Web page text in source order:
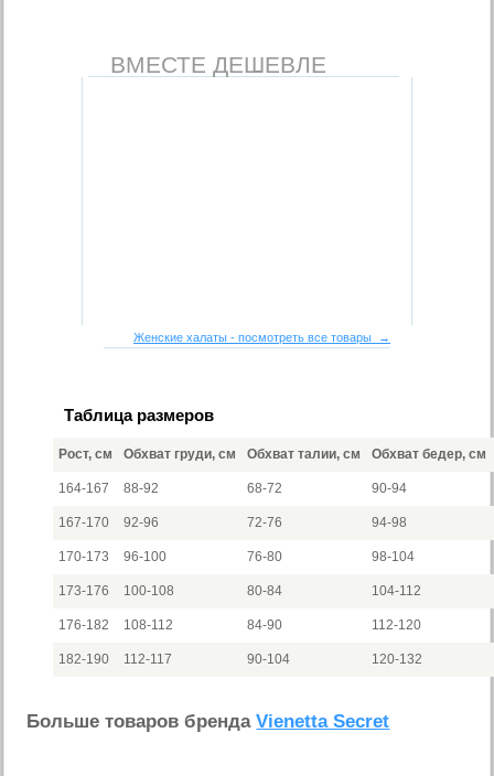
ВМЕСТЕ ДЕШЕВЛЕ
Женские халаты - посмотреть все товары →
Таблица размеров
Рост, см Обхват груди, см Обхват талии, см Обхват бедер, см
164-167 88-92 68-72 90-94
167-170 92-96 72-76 94-98
170-173 96-100 76-80 98-104
173-176 100-108 80-84 104-112
176-182 108-112 84-90 112-120
182-190 112-117 90-104 120-132
Больше товаров брендаVienetta Secret